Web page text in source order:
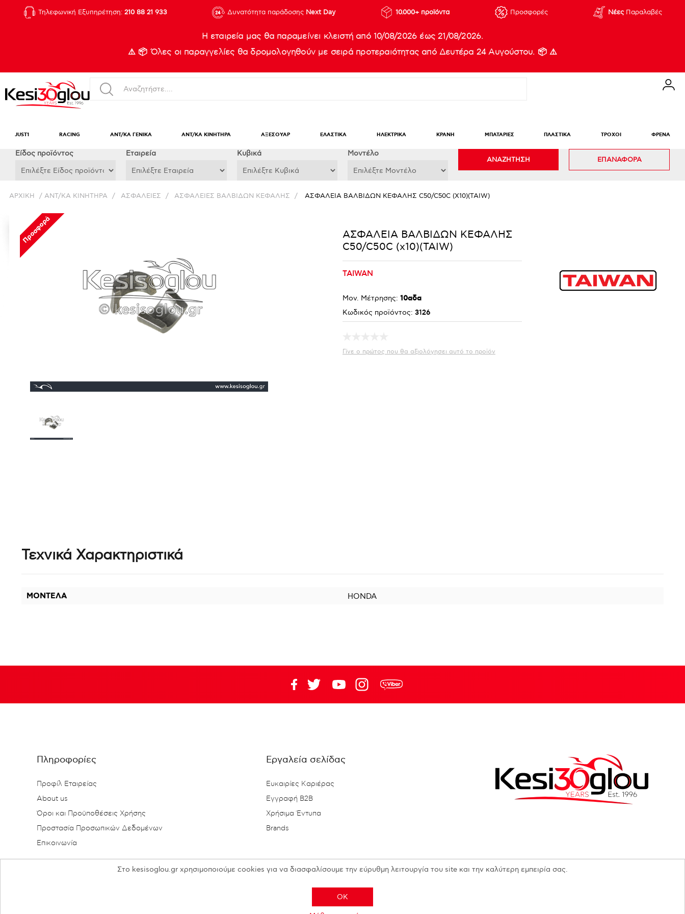
Τηλεφωνική Εξυπηρέτηση: 210 88 21 933 Δυνατότητα παράδοσης Next Day 10.000+ προϊόντα Προσφορές ΝέεςΠαραλαβές
Η εταιρεία μας θα παραμείνει κλειστή από 10/08/2026 έως 21/08/2026.
⚠️ 📦 Όλες οι παραγγελίες θα δρομολογηθούν με σειρά προτεραιότητας από Δευτέρα 24 Αυγούστου. 📦 ⚠️
JUST1 RACING ΑΝΤ/ΚΑ ΓΕΝΙΚΑ ΑΝΤ/ΚΑ ΚΙΝΗΤΗΡΑ ΑΞΕΣΟΥΑΡ ΕΛΑΣΤΙΚΑ ΗΛΕΚΤΡΙΚΑ ΚΡΑΝΗ ΜΠΑΤΑΡΙΕΣ ΠΛΑΣΤΙΚΑ ΤΡΟΧΟΙ ΦΡΕΝΑ
Eίδος προϊόντος Εταιρεία Κυβικά Μοντέλο
ΑΝΑΖΗΤΗΣΗ ΕΠΑΝΑΦΟΡΑ
ΑΡΧΙΚΉ / ΑΝΤ/ΚΑ ΚΙΝΗΤΗΡΑ / ΑΣΦΑΛΕΙΕΣ / ΑΣΦΑΛΕΙΕΣ ΒΑΛΒΙΔΩΝ ΚΕΦΑΛΗΣ / ΑΣΦΑΛΕΙΑ ΒΑΛΒΙΔΩΝ ΚΕΦΑΛΗΣ C50/C50C (X10)(TAIW)
Προσφορά
ΑΣΦΑΛΕΙΑ ΒΑΛΒΙΔΩΝ ΚΕΦΑΛΗΣ
C50/C50C (x10)(TAIW)
TAIWAN
Μον. Μέτρησης: 10αδα
Κωδικός προϊόντος: 3126
Γίνε ο πρώτος που θα αξιολόγησει αυτό το προϊόν
Τεχνικά Χαρακτηριστικά
ΜΟΝΤΕΛΑ HONDA
Πληροφορίες
Προφίλ Εταιρείας
About us
Όροι και Προϋποθέσεις Χρήσης
Προστασία Προσωπικών Δεδομένων
Επικοινωνία
Εργαλεία σελίδας
Ευκαιρίες Καριέρας
Εγγραφή B2B
Χρήσιμα Έντυπα
Brands
Copyright © 2026 N. KESISOGLOU S.A. - All rights reserved
Στο kesisoglou.gr χρησιμοποιούμε cookies για να διασφαλίσουμε την εύρυθμη λειτουργία του site και την καλύτερη εμπειρία σας.
OK